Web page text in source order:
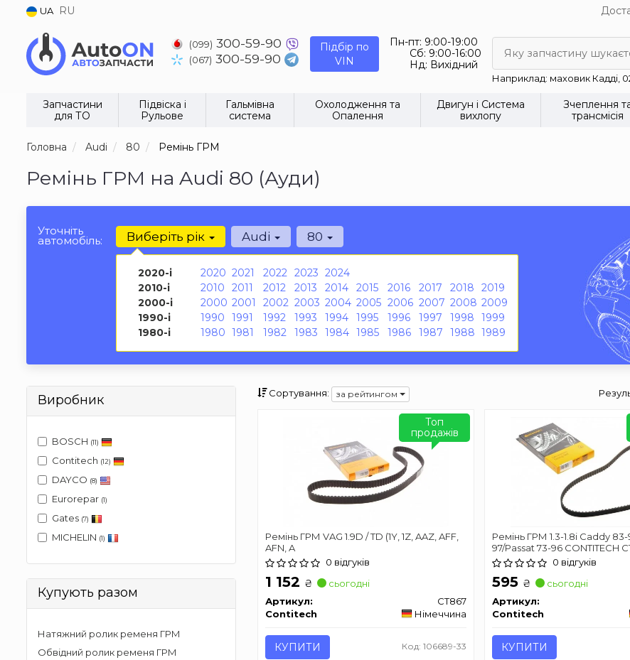
UA RU
(099) 300-59-90
(067) 300-59-90
Підбір по
VIN
Пн-пт: 9:00-19:00
Сб: 9:00-16:00
Нд: Вихідний
Яку запчастину
Наприклад: маховик Кадді,
Запчастини
для ТО
Підвіска і
Рульове
Гальмівна
система
Охолодження та
Опалення
Двигун і Система
вихлопу
Зчеплення
трансмісія
Головна Audi 80 Ремінь ГРМ
Ремінь ГРМ на Audi 80 (Ауди)
Уточніть
автомобіль: Виберіть рік
2020-і 2020 2021 2022 2023 2024
2010-і
2010 2011 2012 2013 2014 2015 2016 2017 2018
2019
2000-і
2000 2001 2002 2003 2004 2005 2006 2007 2008 2009
1990-і
1990 1991 1992 1993 1994 1995 1996 1997 1998
1999
1980-і
1980 1981 1982 1983 1984 1985 1986 1987 1988 1989
Audi 80
Виробник
BOSCH (11)
Contitech (12)
DAYCO (8)
Eurorepar (1)
Gates (7)
MICHELIN (1)
Купують разом
Натяжний ролик ременя ГРМ
Обвідний ролик ременя ГРМ
Сортування: за рейтингом
Ремінь ГРМ VAG 1.9D / TD (1Y, 1Z, AAZ, AFF,
AFN, A
0 відгуків
1 152 ₴
сьогодні
Артикул:
CT867
Contitech
Німеччина
КУПИТИ Код: 106689-33
Топ
продажів
Ремінь ГРМ 1.3-1.8i Caddy
97/Passat 73-96 CONTITECH
0 відгуків
595 ₴
сьогодні
Артикул:
Contitech
КУПИТИ